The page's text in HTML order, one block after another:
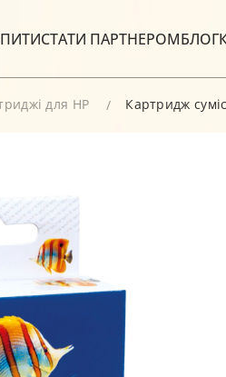
СТАТИ ПАРТНЕРОМБЛОГ
для HP Картридж